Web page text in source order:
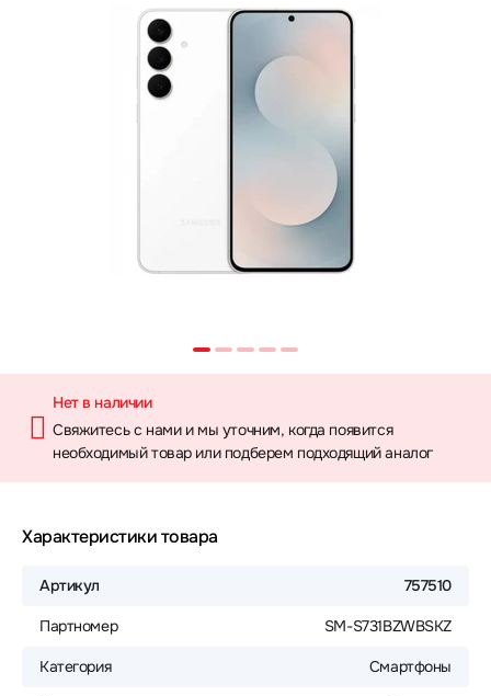
Нет в наличии
Свяжитесь с нами и мы уточним, когда появится
необходимый товар или подберем подходящий аналог
Характеристики товара
Артикул 757510
Партномер SM-S731BZWBSKZ
Категория Смартфоны